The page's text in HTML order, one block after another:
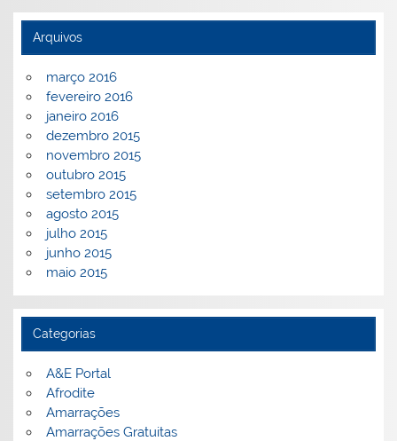
Arquivos
março 2016
fevereiro 2016
janeiro 2016
dezembro 2015
novembro 2015
outubro 2015
setembro 2015
agosto 2015
julho 2015
junho 2015
maio 2015
Categorias
A&E Portal
Afrodite
Amarrações
Amarrações Gratuitas